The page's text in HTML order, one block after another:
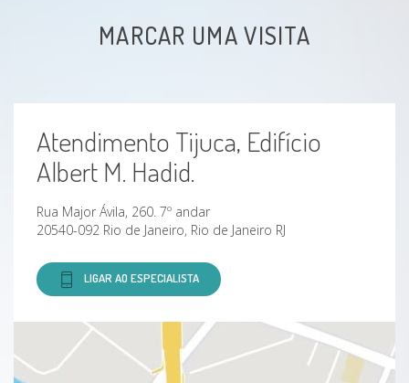
Esteatose hepática
Hipercolesterolemia (Níveis elevados de
colesterol)
Triglicerídeos alto
Sarcopenia
Osteopenia
MARCAR UMA VISITA
Atendimento Tijuca, Edifício
Albert M. Hadid.
Rua Major Ávila, 260. 7º andar
20540-092 Rio de Janeiro, Rio de Janeiro RJ
LIGAR AO ESPECIALISTA